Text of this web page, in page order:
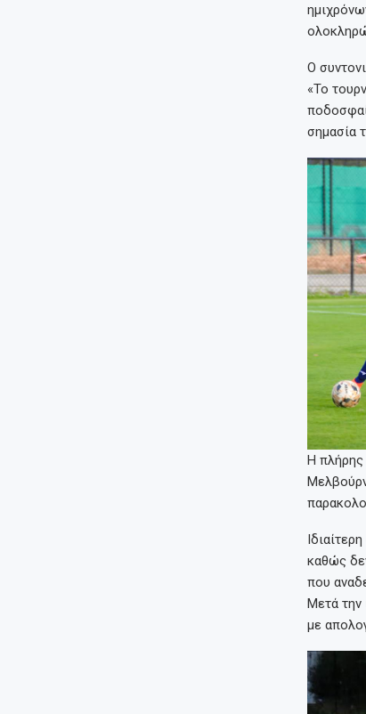
Ο
«Το
σημασία
Η πλήρης
καθώς
που
Μετά την
με